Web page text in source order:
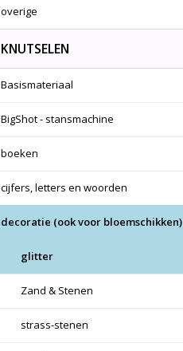
overige
KNUTSELEN
Basismateriaal
BigShot - stansmachine
boeken
cijfers, letters en woorden
decoratie (ook voor bloemschikken)
glitter
Zand & Stenen
strass-stenen